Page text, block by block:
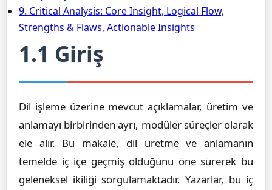
9. Critical Analysis: Core Insight, Logical Flow,
Strengths & Flaws, Actionable Insights
1.1 Giriş
Dil işleme üzerine mevcut açıklamalar, üretim ve
anlamayı birbirinden ayrı, modüler süreçler olarak
ele alır. Bu makale, dil üretme ve anlamanın
temelde iç içe geçmiş olduğunu öne sürerek bu
geleneksel ikiliği sorgulamaktadır. Yazarlar, bu iç